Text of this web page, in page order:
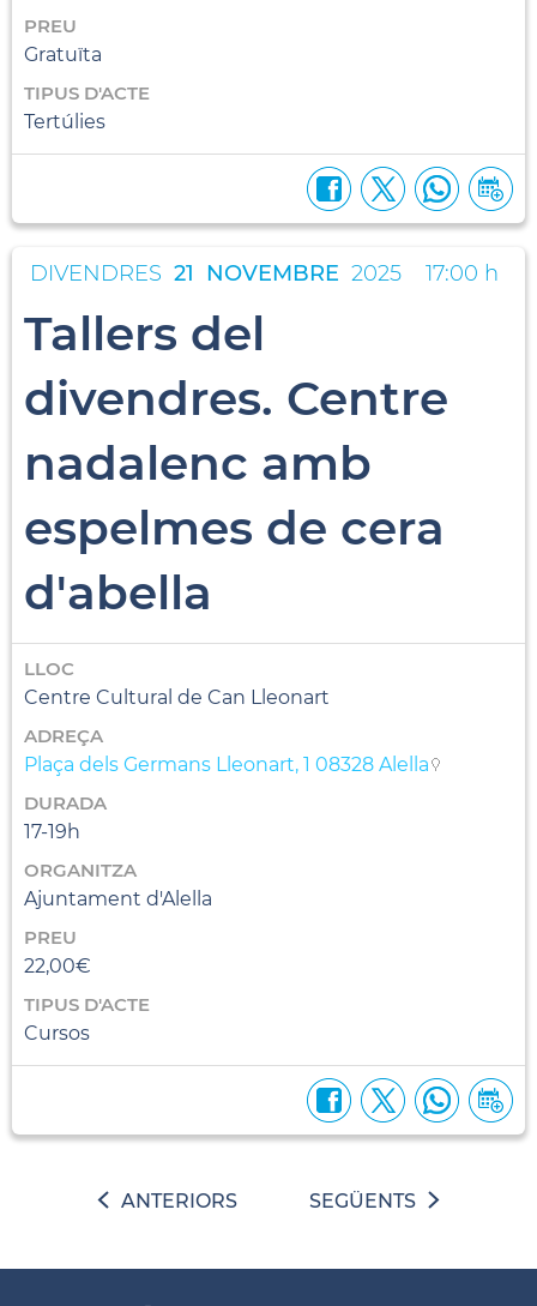
PREU
Gratuïta
TIPUS D'ACTE
Tertúlies
DIVENDRES 21 NOVEMBRE 2025 17:00 h
Tallers del
divendres. Centre
nadalenc amb
espelmes de cera
d'abella
LLOC
Centre Cultural de Can Lleonart
ADREÇA
Plaça dels Germans Lleonart, 1 08328 Alella
DURADA
17-19h
ORGANITZA
Ajuntament d'Alella
PREU
22,00€
TIPUS D'ACTE
Cursos
ANTERIORS SEGÜENTS